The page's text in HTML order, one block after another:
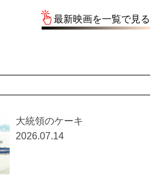
最新映画を一覧で見る
大統領のケーキ
2026.07.14